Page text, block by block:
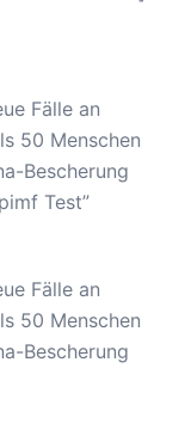
Fälle an
50 Menschen
Bescherung
Test”
Fälle an
50 Menschen
Bescherung